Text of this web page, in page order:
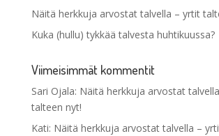
Näitä herkkuja arvostat talvella – yrtit
Kuka (hullu) tykkää talvesta huhtikuussa?
Viimeisimmät kommentit
Sari Ojala: Näitä herkkuja arvostat
talteen nyt!
Kati: Näitä herkkuja arvostat talvella –